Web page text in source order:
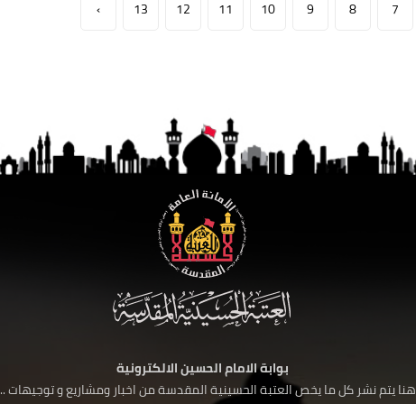
7
8
9
10
11
12
13
›
بوابة الامام الحسين الالكترونية
هنا يتم نشر كل ما يخص العتبة الحسينية المقدسة من اخبار ومشاريع و توجيهات